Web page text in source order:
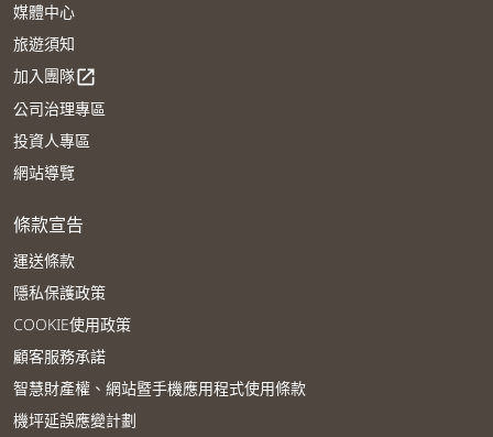
媒體中心
旅遊須知
加入團隊open_in_new
公司治理專區
投資人專區
網站導覽
條款宣告
運送條款
隱私保護政策
COOKIE使用政策
顧客服務承諾
智慧財產權、網站暨手機應用程式使用條款
機坪延誤應變計劃